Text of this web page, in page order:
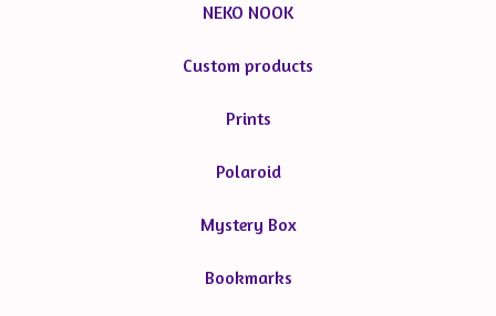
NEKO NOOK
Custom products
Prints
Polaroid
Mystery Box
Bookmarks